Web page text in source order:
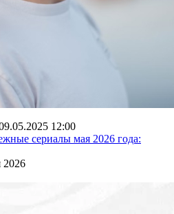
12:00
сериалы мая 2026 года:
2026